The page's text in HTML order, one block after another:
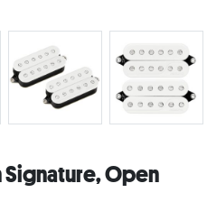
Signature, Open